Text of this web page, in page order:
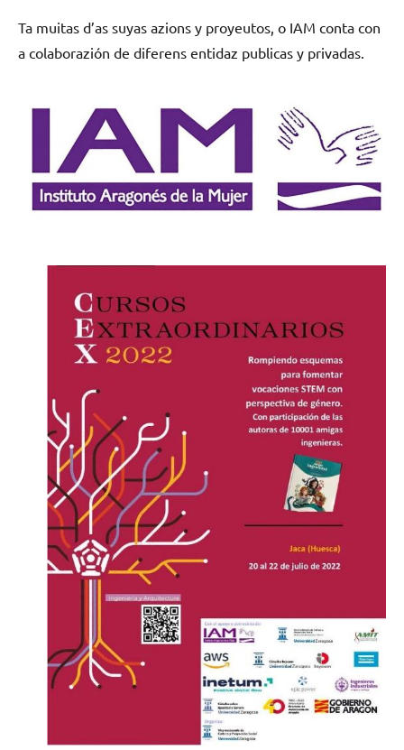
Ta muitas d’as suyas azions y proyeutos, o IAM conta con
a colaborazión de diferens entidaz publicas y privadas.